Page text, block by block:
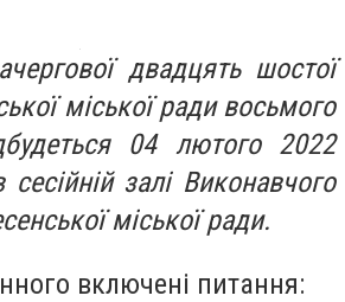
двадцять шостої
міської ради восьмого
04 лютого 2022
залі Виконавчого
міської ради.
включені питання: